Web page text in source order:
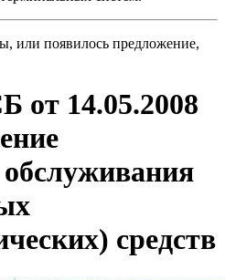
или появилось предложение,
от 14.05.2008
обслуживания
средств